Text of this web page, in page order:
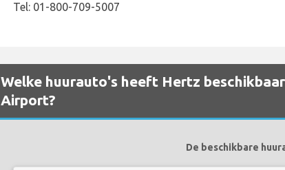
Tel: 01-800-709-5007
Welke huurauto's heeft Hertz
Airport?
De beschikbare